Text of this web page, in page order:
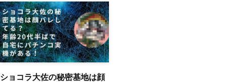
ショコラ大佐の秘密基地は顔